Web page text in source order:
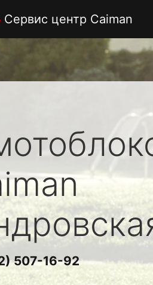
Сервис центр Caiman
507-16-92